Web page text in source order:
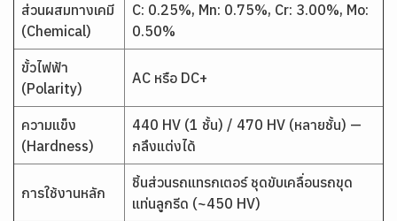
ส่วนผสมทางเคมี
(Chemical)
C: 0.25%, Mn: 0.75%, Cr: 3.00%, Mo:
0.50%
ขั้วไฟฟ้า
(Polarity)
AC หรือ DC+
ความแข็ง
(Hardness)
440 HV (1 ชั้น) / 470 HV (หลายชั้น) —
กลึงแต่งได้
การใช้งานหลัก
ชิ้นส่วนรถแทรกเตอร์ ชุดขับเคลื่อนรถขุด
แท่นลูกรีด (~450 HV)